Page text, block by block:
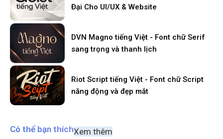
Đại Cho UI/UX & Website
DVN Magno tiếng Việt - Font chữ Serif
sang trọng và thanh lịch
Riot Script tiếng Việt - Font chữ Script
năng động và đẹp mắt
Có thể bạn thíchXem thêm